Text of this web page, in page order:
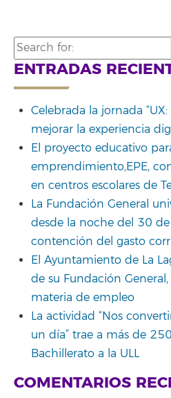
Search
for:
ENTRADAS
Celebrada la jornada
mejorar la experiencia
El proyecto educativo
emprendimiento,EPE,
en centros escolares de
La Fundación General
desde la noche del 30
contención del gasto
El Ayuntamiento de La
de su Fundación
materia de empleo
La actividad “Nos
un día” trae a más de
Bachillerato a la ULL
COMENTARIOS